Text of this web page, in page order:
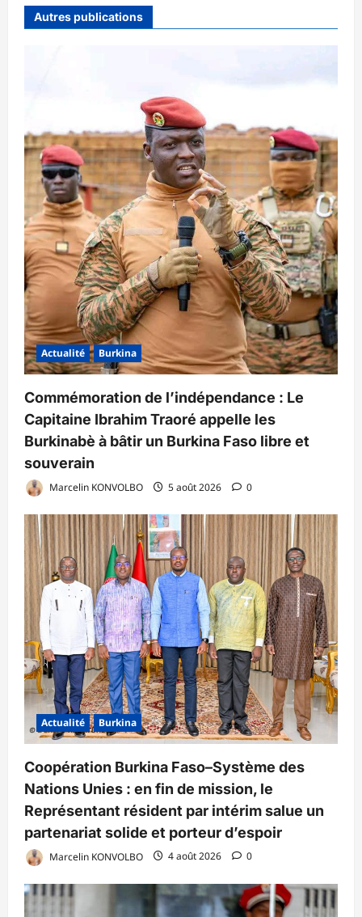
Autres publications
Actualité Burkina
Commémoration de l’indépendance : Le
Capitaine Ibrahim Traoré appelle les
Burkinabè à bâtir un Burkina Faso libre et
souverain
Marcelin KONVOLBO 5 août 2026 0
Actualité Burkina
Coopération Burkina Faso–Système des
Nations Unies : en fin de mission, le
Représentant résident par intérim salue un
partenariat solide et porteur d’espoir
Marcelin KONVOLBO 4 août 2026 0